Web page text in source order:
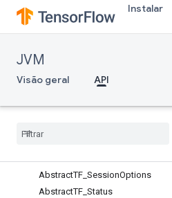
Instalar
JVM
Visão geral API
Visão geral
AbstractTFE_Context
AbstractTFE_Op
AbstractTFE_TensorHandle
Abstract
AbstractTF SessionOptions
AbstractTF Status